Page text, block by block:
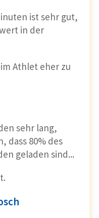
ist sehr gut,
in der
Athlet eher zu
sehr lang,
dass 80% des
geladen sind...